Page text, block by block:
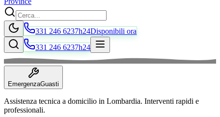
331 246 6237h24Disponibili ora
331 246 6237h24
EmergenzaGuasti
Assistenza tecnica a domicilio in Lombardia. Interventi rapidi e
professionali.